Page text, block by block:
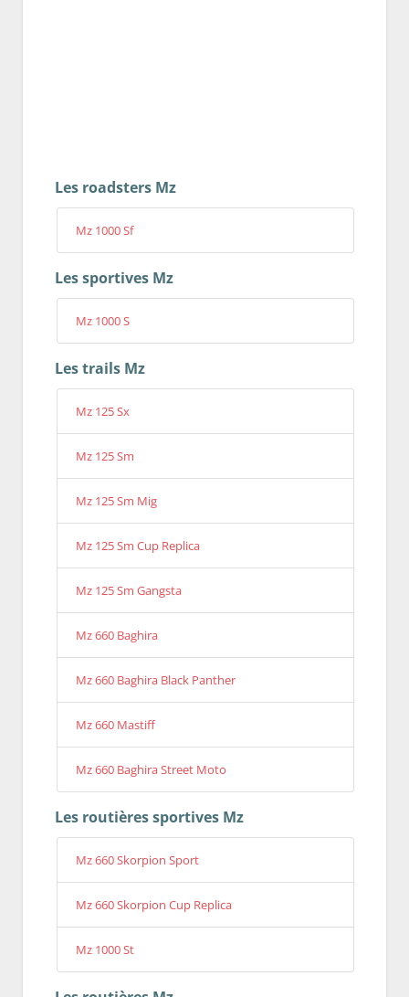
Les roadsters Mz
Mz 1000 Sf
Les sportives Mz
Mz 1000 S
Les trails Mz
Mz 125 Sx
Mz 125 Sm
Mz 125 Sm Mig
Mz 125 Sm Cup Replica
Mz 125 Sm Gangsta
Mz 660 Baghira
Mz 660 Baghira Black Panther
Mz 660 Mastiff
Mz 660 Baghira Street Moto
Les routières sportives Mz
Mz 660 Skorpion Sport
Mz 660 Skorpion Cup Replica
Mz 1000 St